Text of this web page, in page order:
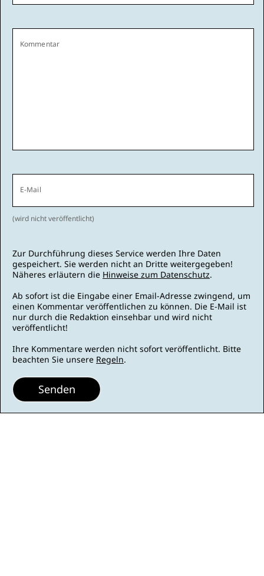
Kommentar
E-Mail
(wird nicht veröffentlicht)
Zur Durchführung dieses Service werden Ihre Daten
gespeichert. Sie werden nicht an Dritte weitergegeben!
Näheres erläutern die Hinweise zum Datenschutz.
Ab sofort ist die Eingabe einer Email-Adresse zwingend, um
einen Kommentar veröffentlichen zu können. Die E-Mail ist
nur durch die Redaktion einsehbar und wird nicht
veröffentlicht!
Ihre Kommentare werden nicht sofort veröffentlicht. Bitte
beachten Sie unsere Regeln.
Senden